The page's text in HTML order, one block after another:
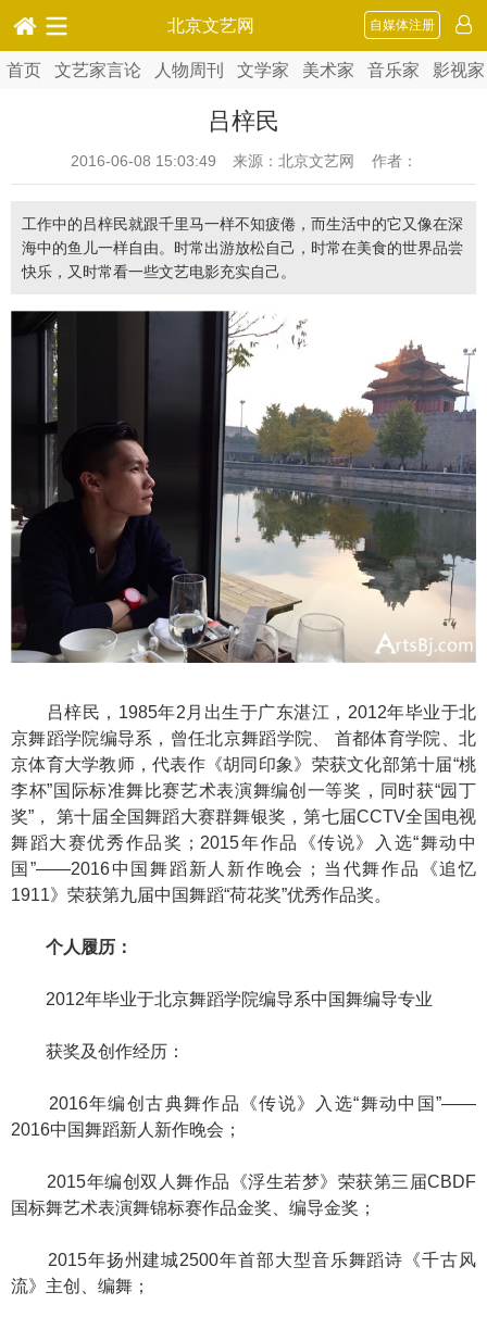
北京文艺网 自媒体注册
首页 文艺家言论 人物周刊 文学家 美术家 音乐家 影视家
吕梓民
2016-06-08 15:03:49 来源：北京文艺网 作者：
工作中的吕梓民就跟千里马一样不知疲倦，而生活中的它又像在深
海中的鱼儿一样自由。时常出游放松自己，时常在美食的世界品尝
快乐，又时常看一些文艺电影充实自己。
吕梓民，1985年2月出生于广东湛江，2012年毕业于北
京舞蹈学院编导系，曾任北京舞蹈学院、 首都体育学院、北
京体育大学教师，代表作《胡同印象》荣获文化部第十届“桃
李杯”国际标准舞比赛艺术表演舞编创一等奖，同时获“园丁
奖”， 第十届全国舞蹈大赛群舞银奖，第七届CCTV全国电视
舞蹈大赛优秀作品奖；2015年作品《传说》入选“舞动中
国”——2016中国舞蹈新人新作晚会；当代舞作品《追忆
1911》荣获第九届中国舞蹈“荷花奖”优秀作品奖。
个人履历：
2012年毕业于北京舞蹈学院编导系中国舞编导专业
获奖及创作经历：
2016年编创古典舞作品《传说》入选“舞动中国”——
2016中国舞蹈新人新作晚会；
2015年编创双人舞作品《浮生若梦》荣获第三届CBDF
国标舞艺术表演舞锦标赛作品金奖、编导金奖；
2015年扬州建城2500年首部大型音乐舞蹈诗《千古风
流》主创、编舞；